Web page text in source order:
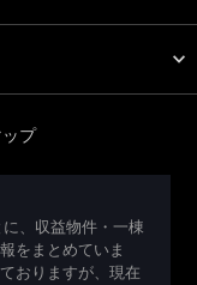
プ
、収益物件・一棟
をまとめていま
おりますが、現在